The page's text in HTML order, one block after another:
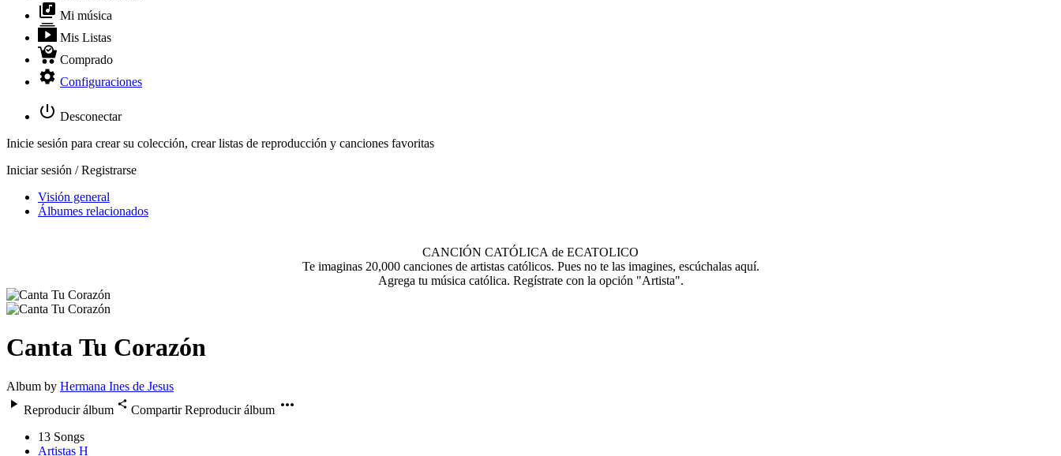
Mi música
Mis Listas
Comprado
Configuraciones
Desconectar
Inicie sesión para crear su colección, crear listas de reproducción y canciones favoritas
Iniciar sesión / Registrarse
Visión general
Álbumes relacionados
CANCIÓN CATÓLICA de ECATOLICO
Te imaginas 20,000 canciones de artistas católicos. Pues no te las imagines, escúchalas aquí.
Agrega tu música católica. Regístrate con la opción "Artista".
Canta Tu Corazón
Album by Hermana Ines de Jesus
Reproducir álbum
Compartir Reproducir álbum
13 Songs
Artistas H